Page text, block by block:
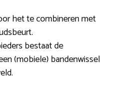
het te combineren met
bestaat de
(mobiele) bandenwissel